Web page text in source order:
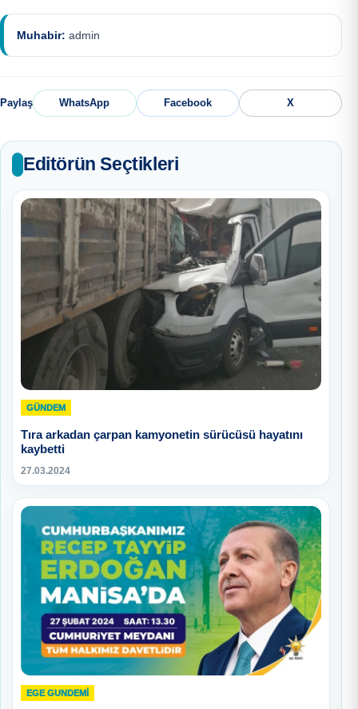
Muhabir: admin
Paylaş WhatsApp Facebook X
Editörün Seçtikleri
GÜNDEM
Tıra arkadan çarpan kamyonetin sürücüsü hayatını
kaybetti
27.03.2024
EGE GUNDEMİ